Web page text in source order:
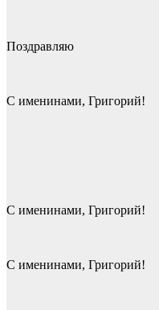
Поздравляю
С именинами, Григорий!
С именинами, Григорий!
С именинами, Григорий!